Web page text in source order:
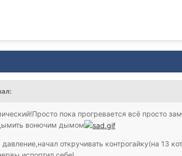
пока прогревается всё просто
дымить вонючим дымом
откручивать контрогайку(на 13